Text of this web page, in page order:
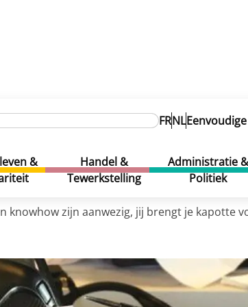
FRNL
&
Handel &
Tewerkstelling
Administratie &
Politiek
knowhow zijn aanwezig, jij brengt je kapotte